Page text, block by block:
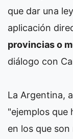
que dar una
aplicación
provincias o
diálogo con
La Argentina,
"ejemplos que
en los que